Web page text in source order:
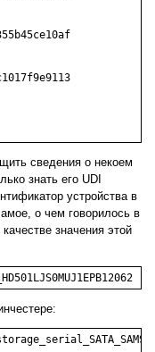
сведения о некоем
знать его UDI
устройства в
о чем говорилось в
значения этой